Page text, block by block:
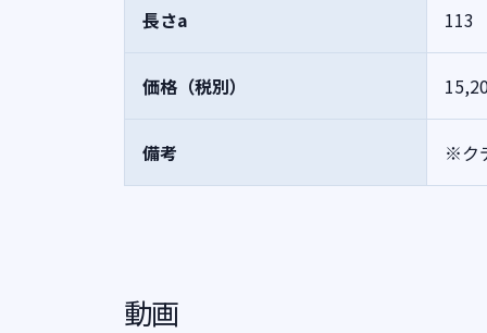
長さa 113
価格（税別）
備考 ※ク
動画